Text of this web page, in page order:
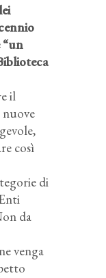
il
così
di
da
venga